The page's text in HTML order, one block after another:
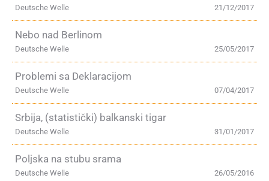
21/12/2017
Deutsche Welle
Nebo nad Berlinom
25/05/2017
Deutsche Welle
Problemi sa Deklaracijom
07/04/2017
Deutsche Welle
Srbija, (statistički) balkanski tigar
31/01/2017
Deutsche Welle
Poljska na stubu srama
26/05/2016
Deutsche Welle